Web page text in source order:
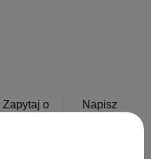
Zapytaj o
Napisz